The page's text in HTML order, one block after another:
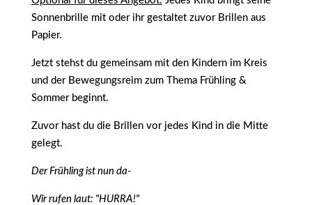
Sonnenbrille mit oder ihr gestaltet zuvor Brillen aus
Papier.
Jetzt stehst du gemeinsam mit den Kindern im Kreis
und der Bewegungsreim zum Thema Frühling &
Sommer beginnt.
Zuvor hast du die Brillen vor jedes Kind in die Mitte
gelegt.
Der Frühling ist nun da-
Wir rufen laut: "HURRA!"